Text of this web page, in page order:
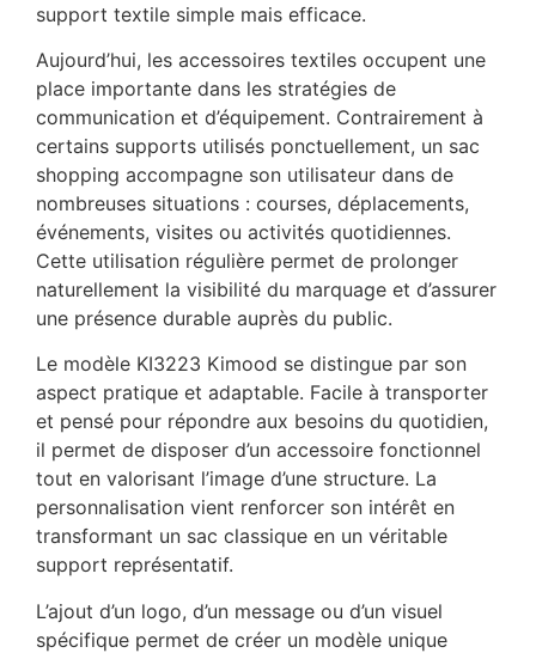
support textile simple mais efficace.
Aujourd’hui, les accessoires textiles occupent une
place importante dans les stratégies de
communication et d’équipement. Contrairement à
certains supports utilisés ponctuellement, un sac
shopping accompagne son utilisateur dans de
nombreuses situations : courses, déplacements,
événements, visites ou activités quotidiennes.
Cette utilisation régulière permet de prolonger
naturellement la visibilité du marquage et d’assurer
une présence durable auprès du public.
Le modèle KI3223 Kimood se distingue par son
aspect pratique et adaptable. Facile à transporter
et pensé pour répondre aux besoins du quotidien,
il permet de disposer d’un accessoire fonctionnel
tout en valorisant l’image d’une structure. La
personnalisation vient renforcer son intérêt en
transformant un sac classique en un véritable
support représentatif.
L’ajout d’un logo, d’un message ou d’un visuel
spécifique permet de créer un modèle unique